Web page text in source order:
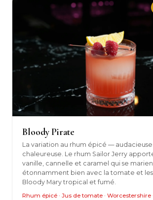
Bloody Pirate
La variation au rhum épicé —
chaleureuse. Le rhum Sailor Jerry
vanille, cannelle et caramel qui se
étonnamment bien avec la tomate et les
Bloody Mary tropical et fumé.
Rhum épicé · Jus de tomate · Worcestershire